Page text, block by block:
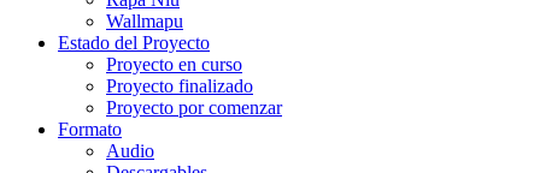
Wallmapu
Estado del Proyecto
Proyecto en curso
Proyecto finalizado
Proyecto por comenzar
Formato
Audio